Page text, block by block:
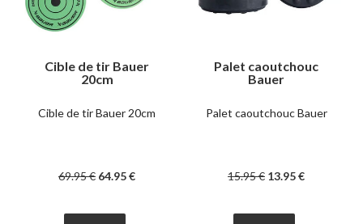
Cible de tir Bauer
20cm
Cible de tir Bauer 20cm
69.95€ 64.95€
Palet caoutchouc
Bauer
Palet caoutchouc Bauer
15.95€ 13.95€